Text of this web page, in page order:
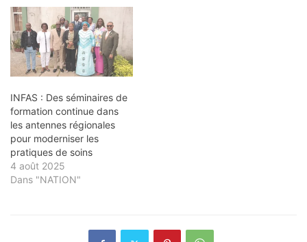
INFAS : Des séminaires de
formation continue dans
les antennes régionales
pour moderniser les
pratiques de soins
4 août 2025
Dans "NATION"